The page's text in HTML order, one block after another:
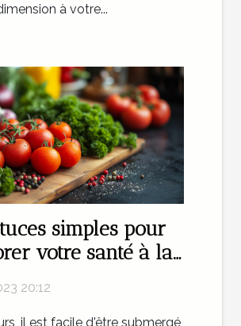
à votre...
simples pour
votre santé à la
20:12
il est facile d'être submergé